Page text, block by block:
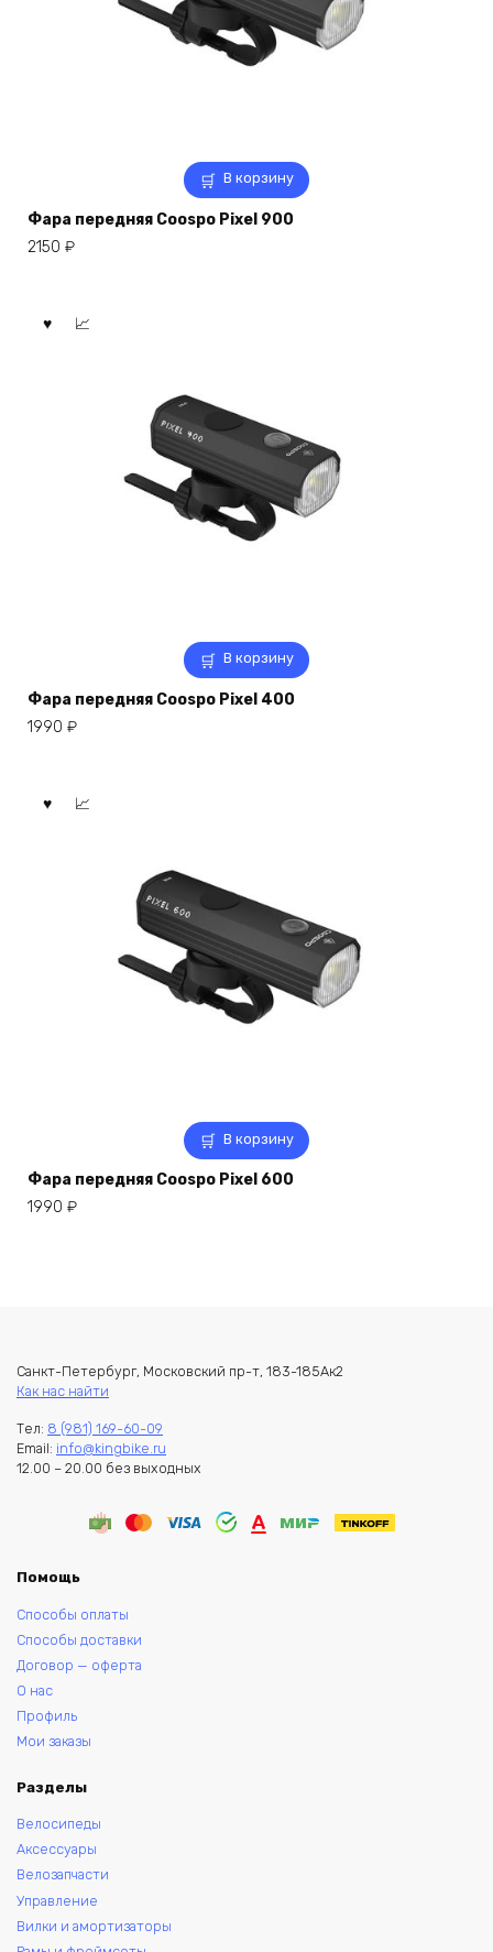
В корзину
Фара передняя Coospo Pixel 900
2150 ₽
В корзину
Фара передняя Coospo Pixel 400
1990 ₽
В корзину
Фара передняя Coospo Pixel 600
1990 ₽
Санкт-Петербург, Московский пр-т, 183-185Ак2
Как нас найти
Тел: 8 (981) 169-60-09
Email: info@kingbike.ru
12.00 – 20.00 без выходных
Помощь
Способы оплаты
Способы доставки
Договор — оферта
О нас
Профиль
Мои заказы
Разделы
Велосипеды
Аксессуары
Велозапчасти
Управление
Вилки и амортизаторы